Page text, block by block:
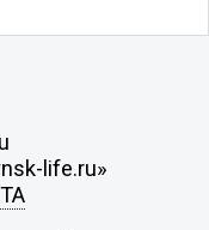
life.ru»